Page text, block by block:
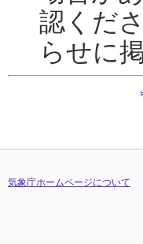
認くだ
らせに
気象庁ホームページについて